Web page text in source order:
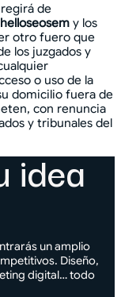
de
helloseosem y los
otro fuero que
los juzgados y
o uso de la
domicilio fuera de
con renuncia
y tribunales del
idea
un amplio
Diseño,
digital… todo